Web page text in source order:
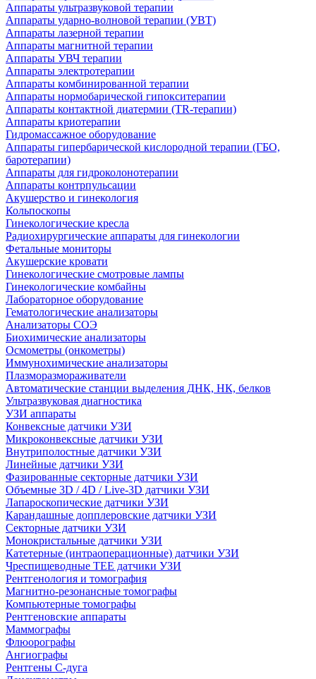
Аппараты ультразвуковой терапии
Аппараты ударно-волновой терапии (УВТ)
Аппараты лазерной терапии
Аппараты магнитной терапии
Аппараты УВЧ терапии
Аппараты электротерапии
Аппараты комбинированной терапии
Аппараты нормобарической гипокситерапии
Аппараты контактной диатермии (TR-терапии)
Аппараты криотерапии
Гидромассажное оборудование
Аппараты гипербарической кислородной терапии (ГБО,
баротерапии)
Аппараты для гидроколонотерапии
Аппараты контрпульсации
Акушерство и гинекология
Кольпоскопы
Гинекологические кресла
Радиохирургические аппараты для гинекологии
Фетальные мониторы
Акушерские кровати
Гинекологические смотровые лампы
Гинекологические комбайны
Лабораторное оборудование
Гематологические анализаторы
Анализаторы СОЭ
Биохимические анализаторы
Осмометры (онкометры)
Иммунохимические анализаторы
Плазморазмораживатели
Автоматические станции выделения ДНК, НК, белков
Ультразвуковая диагностика
УЗИ аппараты
Конвексные датчики УЗИ
Микроконвексные датчики УЗИ
Внутриполостные датчики УЗИ
Линейные датчики УЗИ
Фазированные секторные датчики УЗИ
Объемные 3D / 4D / Live-3D датчики УЗИ
Лапароскопические датчики УЗИ
Карандашные допплеровские датчики УЗИ
Секторные датчики УЗИ
Монокристальные датчики УЗИ
Катетерные (интраоперационные) датчики УЗИ
Чреспищеводные TEE датчики УЗИ
Рентгенология и томография
Магнитно-резонансные томографы
Компьютерные томографы
Рентгеновские аппараты
Маммографы
Флюорографы
Ангиографы
Рентгены С-дуга